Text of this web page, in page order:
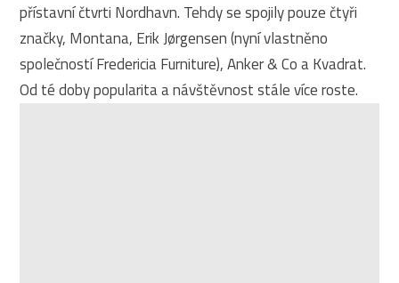
přístavní čtvrti Nordhavn. Tehdy se spojily pouze čtyři
značky, Montana, Erik Jørgensen (nyní vlastněno
společností Fredericia Furniture), Anker & Co a Kvadrat.
Od té doby popularita a návštěvnost stále více roste.